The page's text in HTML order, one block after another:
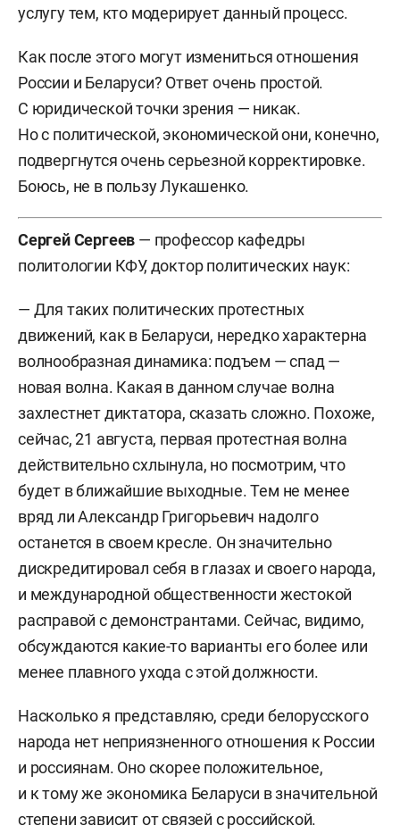
услугу тем, кто модерирует данный процесс.
Как после этого могут измениться отношения
России и Беларуси? Ответ очень простой.
С юридической точки зрения — никак.
Но с политической, экономической они, конечно,
подвергнутся очень серьезной корректировке.
Боюсь, не в пользу Лукашенко.
Сергей Сергеев — профессор кафедры
политологии КФУ, доктор политических наук:
— Для таких политических протестных
движений, как в Беларуси, нередко характерна
волнообразная динамика: подъем — спад —
новая волна. Какая в данном случае волна
захлестнет диктатора, сказать сложно. Похоже,
сейчас, 21 августа, первая протестная волна
действительно схлынула, но посмотрим, что
будет в ближайшие выходные. Тем не менее
вряд ли Александр Григорьевич надолго
останется в своем кресле. Он значительно
дискредитировал себя в глазах и своего народа,
и международной общественности жестокой
расправой с демонстрантами. Сейчас, видимо,
обсуждаются какие-то варианты его более или
менее плавного ухода с этой должности.
Насколько я представляю, среди белорусского
народа нет неприязненного отношения к России
и россиянам. Оно скорее положительное,
и к тому же экономика Беларуси в значительной
степени зависит от связей с российской.